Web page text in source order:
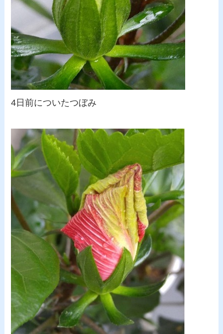
4日前についたつぼみ